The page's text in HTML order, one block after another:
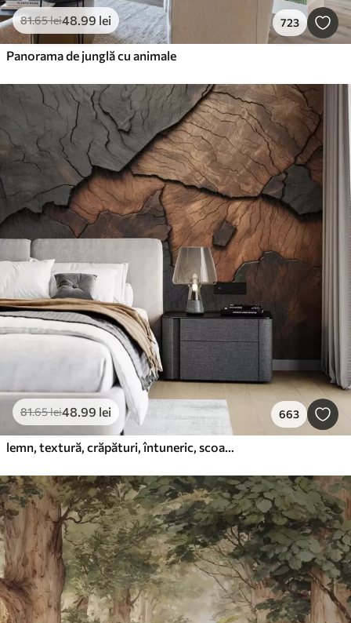
81.65lei48.99 lei 723
Panorama de junglă cu animale
81.65lei48.99 lei 663
lemn, textură, crăpături, întuneric, scoarță, suprafață